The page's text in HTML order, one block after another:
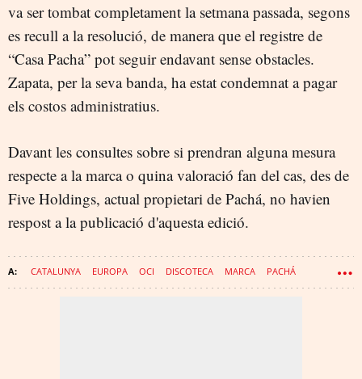
va ser tombat completament la setmana passada, segons
es recull a la resolució, de manera que el registre de
“Casa Pacha” pot seguir endavant sense obstacles.
Zapata, per la seva banda, ha estat condemnat a pagar
els costos administratius.
Davant les consultes sobre si prendran alguna mesura
respecte a la marca o quina valoració fan del cas, des de
Five Holdings, actual propietari de Pachá, no havien
respost a la publicació d'aquesta edició.
CATALUNYA EUROPA OCI DISCOTECA MARCA PACHÁ